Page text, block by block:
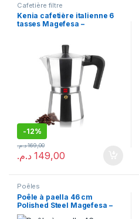
Cafetière filtre
Kenia cafetière italienne 6
tasses Magefesa –
-12%
149,00 د.م.
169,00 د.م.
Poêles
Poêle à paella 46 cm
Polished Steel Magefesa –
01PAPAEPU46